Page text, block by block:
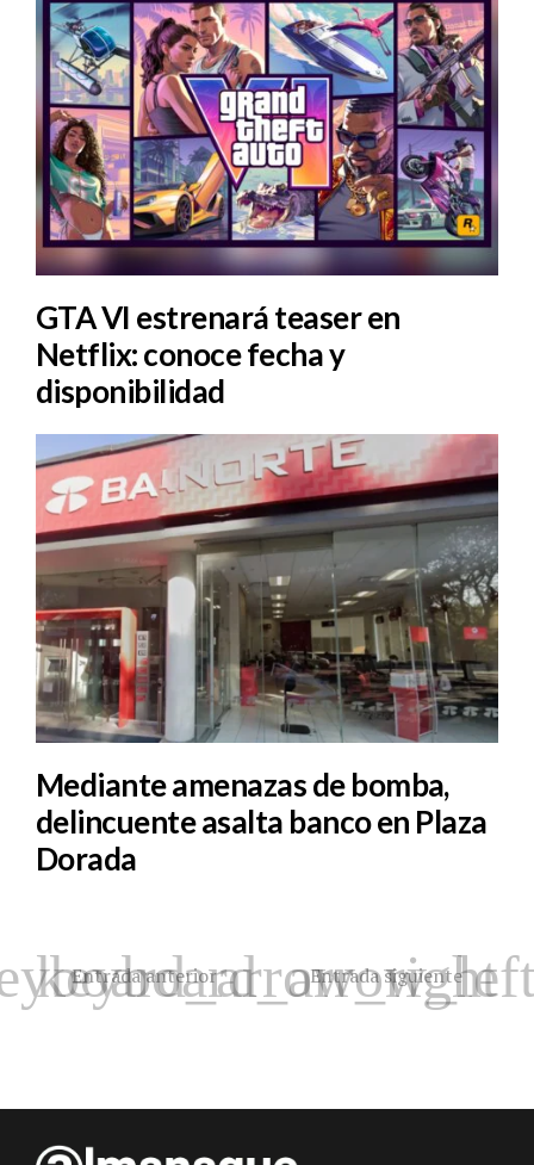
GTA VI estrenará teaser en
Netflix: conoce fecha y
disponibilidad
Mediante amenazas de bomba,
delincuente asalta banco en Plaza
Dorada
Entrada anterior Entrada siguiente